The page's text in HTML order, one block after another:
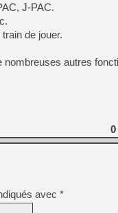
[GK] Déjà des
[Mo5] Brickboy cherche à
[GK] Minecraft et ses «
[GK] Beast of
[GK] Ubisoft : fin de partie
[GK] Mémoire cash -
[GK] Dan Houser (GTA)
[GK] Comment EA Sports
[GK] Crimson Moon : un
[GK] Isle of Reveries : le
[GK] Moonlighter 2 : The
J-PAC.
de jouer.
nombreuses autres
0
avec *